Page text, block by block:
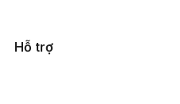
Hỗ trợ